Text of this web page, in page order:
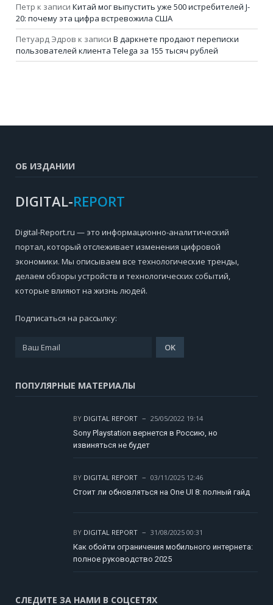
Петр к записи Китай мог выпустить уже 500 истребителей J-
20: почему эта цифра встревожила США
Петуард Эдров к записи В даркнете продают переписки
пользователей клиента Telega за 155 тысяч рублей
ОБ ИЗДАНИИ
DIGITAL-REPORT
Digital-Report.ru — это информационно-аналитический
портал, который отслеживает изменения цифровой
экономики. Мы описываем все технологические тренды,
делаем обзоры устройств и технологических событий,
которые влияют на жизнь людей.
Подписаться на рассылку:
ПОПУЛЯРНЫЕ МАТЕРИАЛЫ
BY DIGITAL REPORT
25/05/2022 19:14
Sony Playstation вернется в Россию, но
извиняться не будет
BY DIGITAL REPORT
03/11/2025 12:46
Стоит ли обновляться на One UI 8: полный гайд
BY DIGITAL REPORT
31/08/2025 00:31
Как обойти ограничения мобильного интернета:
полное руководство 2025
СЛЕДИТЕ ЗА НАМИ В СОЦСЕТЯХ